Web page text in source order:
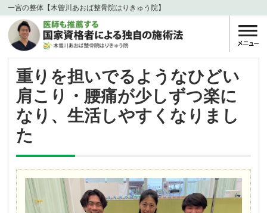
一宮の整体【木曽川あおば整骨院はりきゅう院】
重りを担いでるようなひどい
肩こり・腰痛が少しずつ楽に
なり、生活しやすくなりまし
た